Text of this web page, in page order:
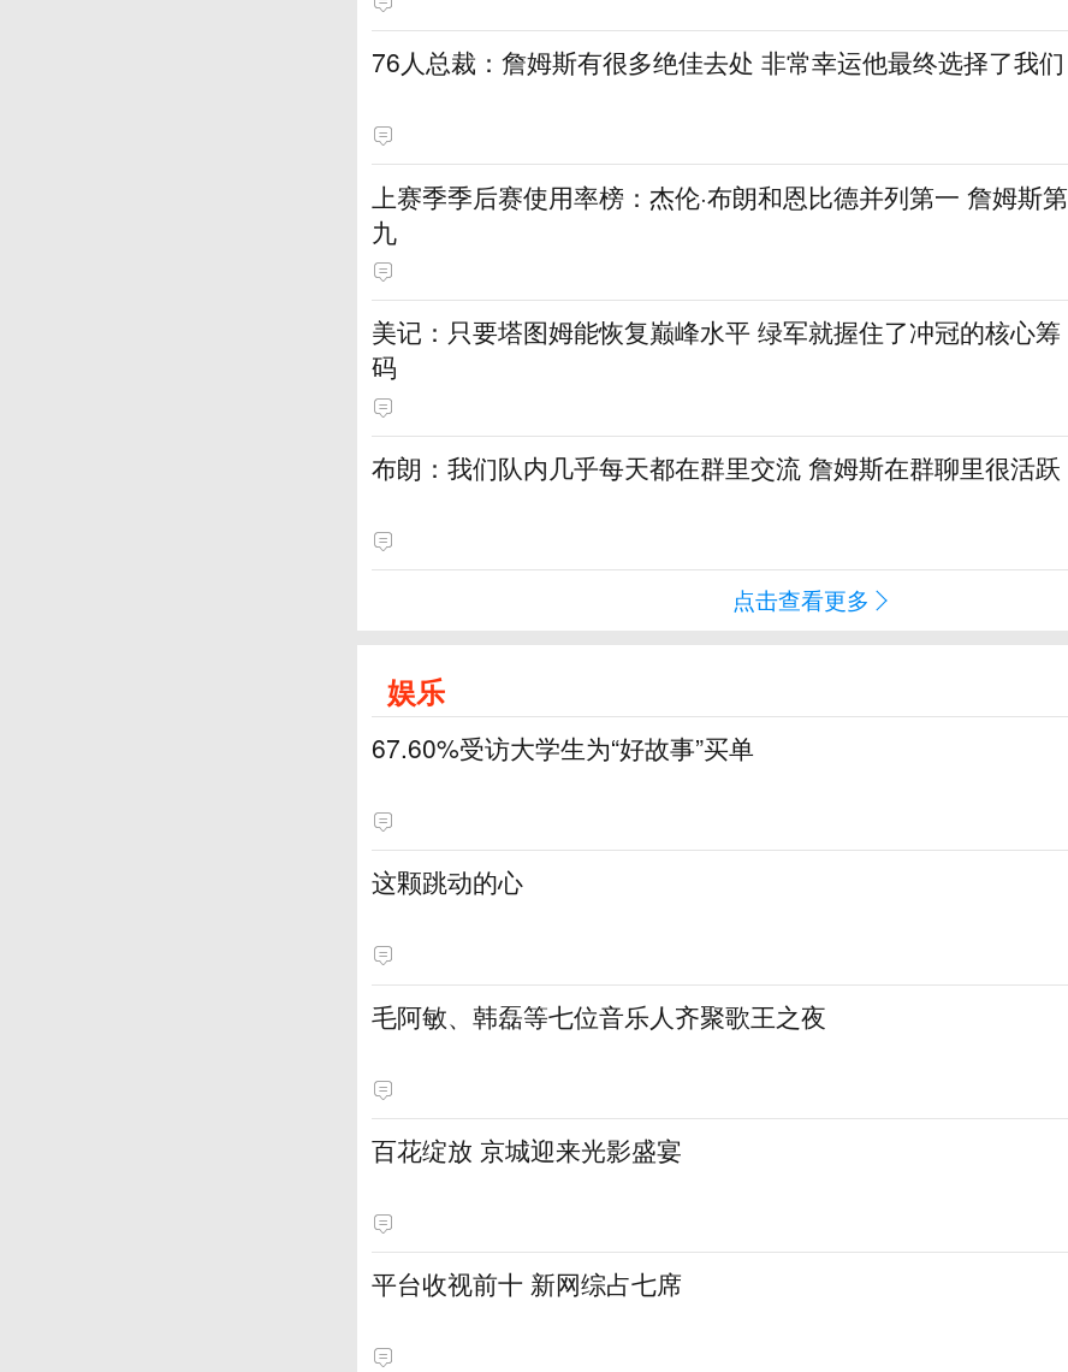
76人总裁：詹姆斯有很多绝佳去处 非常幸运他最终选择了我们
上赛季季后赛使用率榜：杰伦·布朗和恩比德并列第一 詹姆斯第
九
美记：只要塔图姆能恢复巅峰水平 绿军就握住了冲冠的核心筹
码
布朗：我们队内几乎每天都在群里交流 詹姆斯在群聊里很活跃
点击查看更多
娱乐
67.60%受访大学生为“好故事”买单
这颗跳动的心
毛阿敏、韩磊等七位音乐人齐聚歌王之夜
百花绽放 京城迎来光影盛宴
平台收视前十 新网综占七席